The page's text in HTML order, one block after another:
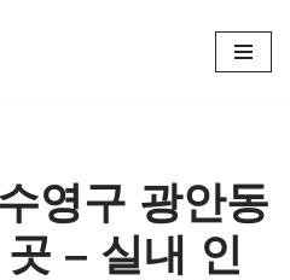
영구 광안동
– 실내 인